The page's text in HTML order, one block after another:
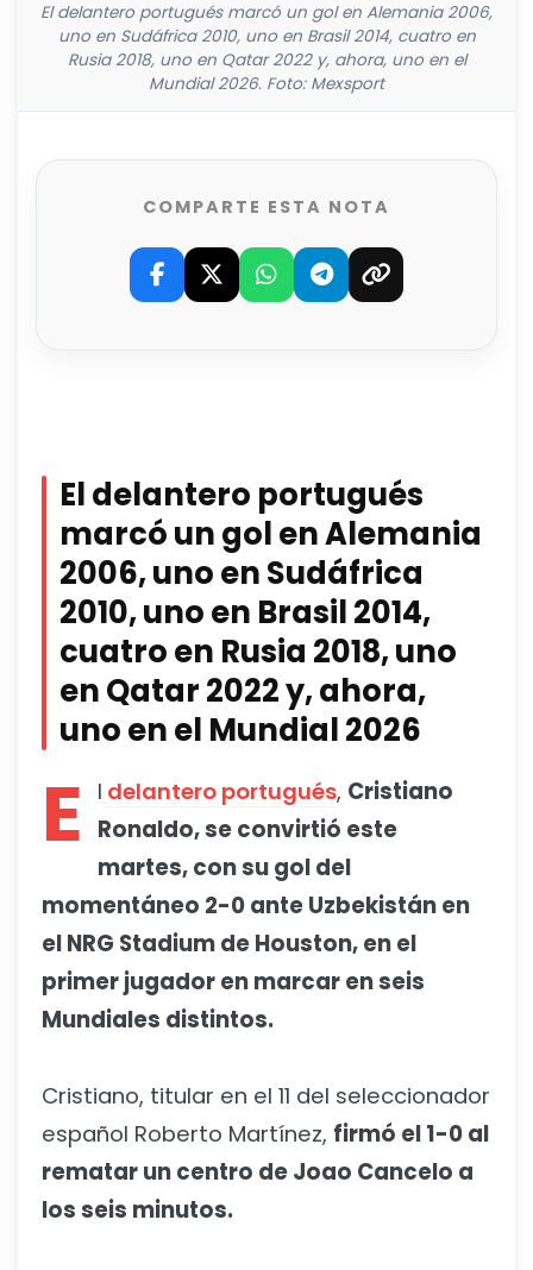
El delantero portugués marcó un gol en Alemania 2006,
uno en Sudáfrica 2010, uno en Brasil 2014, cuatro en
Rusia 2018, uno en Qatar 2022 y, ahora, uno en el
Mundial 2026. Foto: Mexsport
COMPARTE ESTA NOTA
El delantero portugués
marcó un gol en Alemania
2006, uno en Sudáfrica
2010, uno en Brasil 2014,
cuatro en Rusia 2018, uno
en Qatar 2022 y, ahora,
uno en el Mundial 2026
E l delantero portugués, Cristiano
Ronaldo, se convirtió este
martes, con su gol del
momentáneo 2-0 ante Uzbekistán en
el NRG Stadium de Houston, en el
primer jugador en marcar en seis
Mundiales distintos.
Cristiano, titular en el 11 del seleccionador
español Roberto Martínez, firmó el 1-0 al
rematar un centro de Joao Cancelo a
los seis minutos.